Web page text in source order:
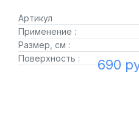
Артикул
Применение :
Размер, см :
Поверхность :
690